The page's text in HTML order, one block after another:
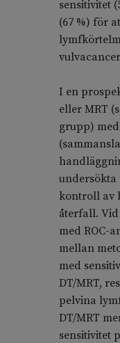
sensitivitet
(67 %) för
I en
eller MRT
grupp) med
kontroll av
återfall.
med ROC-
mellan
med
DT/MRT,
pelvina
DT/MRT
sensitivitet